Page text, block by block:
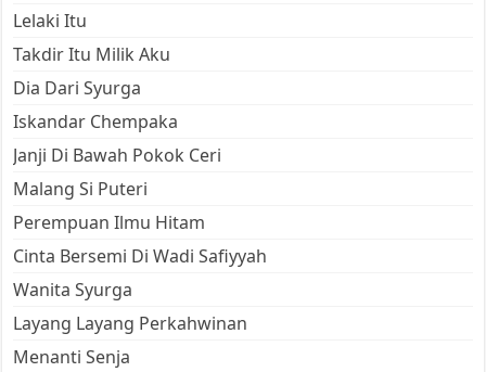
Lelaki Itu
Takdir Itu Milik Aku
Dia Dari Syurga
Iskandar Chempaka
Janji Di Bawah Pokok Ceri
Malang Si Puteri
Perempuan Ilmu Hitam
Cinta Bersemi Di Wadi Safiyyah
Wanita Syurga
Layang Layang Perkahwinan
Menanti Senja